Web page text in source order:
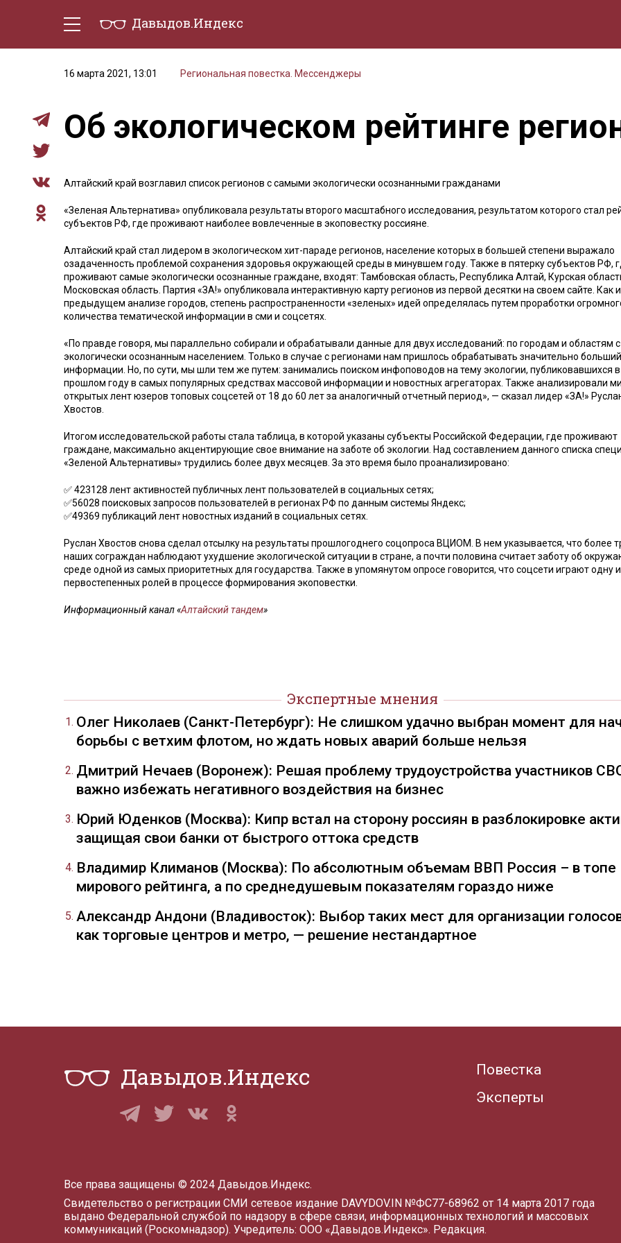
Давыдов.Индекс
16 марта 2021, 13:01
Региональная повестка. Мессенджеры
Об экологическом рейтинге
Алтайский край возглавил список регионов с самыми экологически осознанными гражданами
«Зеленая Альтернатива» опубликовала результаты второго масштабного исследования, результатом которого стал
субъектов РФ, где проживают наиболее вовлеченные в экоповестку россияне.
Алтайский край стал лидером в экологическом хит-параде регионов, население которых в большей степени выражало
озадаченность проблемой сохранения здоровья окружающей среды в минувшем году. Также в пятерку субъектов РФ,
проживают самые экологически осознанные граждане, входят: Тамбовская область, Республика Алтай, Курская
Московская область. Партия «ЗА!» опубликовала интерактивную карту регионов из первой десятки на своем сайте. Как
предыдущем анализе городов, степень распространенности «зеленых» идей определялась путем проработки
количества тематической информации в сми и соцсетях.
«По правде говоря, мы параллельно собирали и обрабатывали данные для двух исследований: по городам и областям с
экологически осознанным населением. Только в случае с регионами нам пришлось обрабатывать значительно
информации. Но, по сути, мы шли тем же путем: занимались поиском инфоповодов на тему экологии, публиковавшихся в
прошлом году в самых популярных средствах массовой информации и новостных агрегаторах. Также анализировали
открытых лент юзеров топовых соцсетей от 18 до 60 лет за аналогичный отчетный период», — сказал лидер «ЗА!»
Хвостов.
Итогом исследовательской работы стала таблица, в которой указаны субъекты Российской Федерации, где проживают
граждане, максимально акцентирующие свое внимание на заботе об экологии. Над составлением данного списка
«Зеленой Альтернативы» трудились более двух месяцев. За это время было проанализировано:
✅ 423128 лент активностей публичных лент пользователей в социальных сетях;
✅56028 поисковых запросов пользователей в регионах РФ по данным системы Яндекс;
✅49369 публикаций лент новостных изданий в социальных сетях.
Руслан Хвостов снова сделал отсылку на результаты прошлогоднего соцопроса ВЦИОМ. В нем указывается, что более
наших сограждан наблюдают ухудшение экологической ситуации в стране, а почти половина считает заботу об
среде одной из самых приоритетных для государства. Также в упомянутом опросе говорится, что соцсети играют одну
первостепенных ролей в процессе формирования экоповестки.
Информационный канал «Алтайский тандем»
Экспертные мнения
Олег Николаев (Санкт-Петербург): Не слишком удачно выбран момент для
борьбы с ветхим флотом, но ждать новых аварий больше нельзя
Дмитрий Нечаев (Воронеж): Решая проблему трудоустройства участников
важно избежать негативного воздействия на бизнес
Юрий Юденков (Москва): Кипр встал на сторону россиян в разблокировке
защищая свои банки от быстрого оттока средств
Владимир Климанов (Москва): По абсолютным объемам ВВП Россия – в топе
мирового рейтинга, а по среднедушевым показателям гораздо ниже
Александр Андони (Владивосток): Выбор таких мест для организации
как торговые центров и метро, — решение нестандартное
Давыдов.Индекс
Повестка
Эксперты
Все права защищены © 2024 Давыдов.Индекс.
Свидетельство о регистрации СМИ сетевое издание DAVYDOV.IN №ФС77-68962 от 14 марта 2017 года
выдано Федеральной службой по надзору в сфере связи, информационных технологий и массовых
коммуникаций (Роскомнадзор). Учредитель: ООО «Давыдов.Индекс». Редакция.